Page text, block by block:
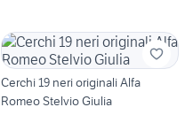
Cerchi 19 neri originali Alfa
Romeo Stelvio Giulia